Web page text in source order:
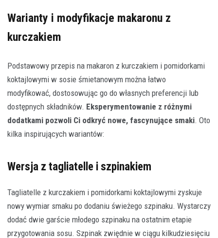
Warianty i modyfikacje makaronu z
kurczakiem
Podstawowy przepis na makaron z kurczakiem i pomidorkami
koktajlowymi w sosie śmietanowym można łatwo
modyfikować, dostosowując go do własnych preferencji lub
dostępnych składników. Eksperymentowanie z różnymi
dodatkami pozwoli Ci odkryć nowe, fascynujące smaki. Oto
kilka inspirujących wariantów:
Wersja z tagliatelle i szpinakiem
Tagliatelle z kurczakiem i pomidorkami koktajlowymi zyskuje
nowy wymiar smaku po dodaniu świeżego szpinaku. Wystarczy
dodać dwie garście młodego szpinaku na ostatnim etapie
przygotowania sosu. Szpinak zwiędnie w ciągu kilkudziesięciu